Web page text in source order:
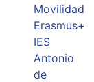
Movilidad
Erasmus+
IES
Antonio
de